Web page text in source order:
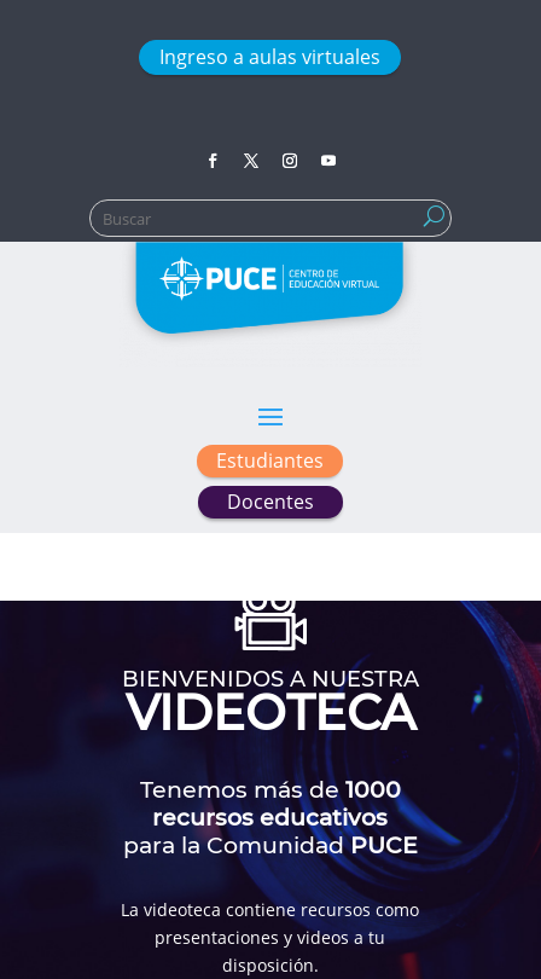
Ingreso a aulas virtuales
Buscar:
Estudiantes
Docentes
BIENVENIDOS A NUESTRA
VIDEOTECA
Tenemos más de1000
recursos educativos
para la ComunidadPUCE
La videoteca contiene recursos como
presentaciones y videos a tu
disposición.